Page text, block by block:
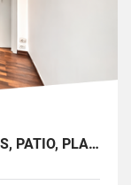
CORDÓN, VENTA TRES DORMITORIOS, PATIO, PLANTA BAJA